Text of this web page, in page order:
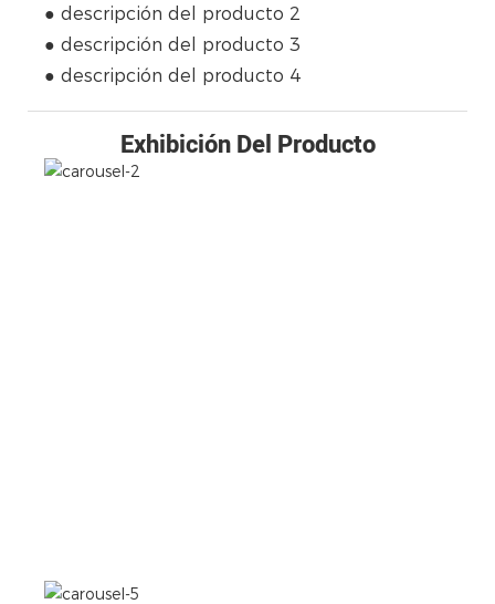
● descripción del producto 2
● descripción del producto 3
● descripción del producto 4
Exhibición Del Producto